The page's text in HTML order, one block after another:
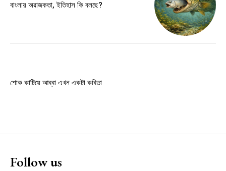
$100
Ut mollis pellentesque tortor
বাংলায় অরাজকতা, ইতিহাস কি বলছে?
শোক কাটিয়ে আব্বা এখন একটা কবিতা
Follow us